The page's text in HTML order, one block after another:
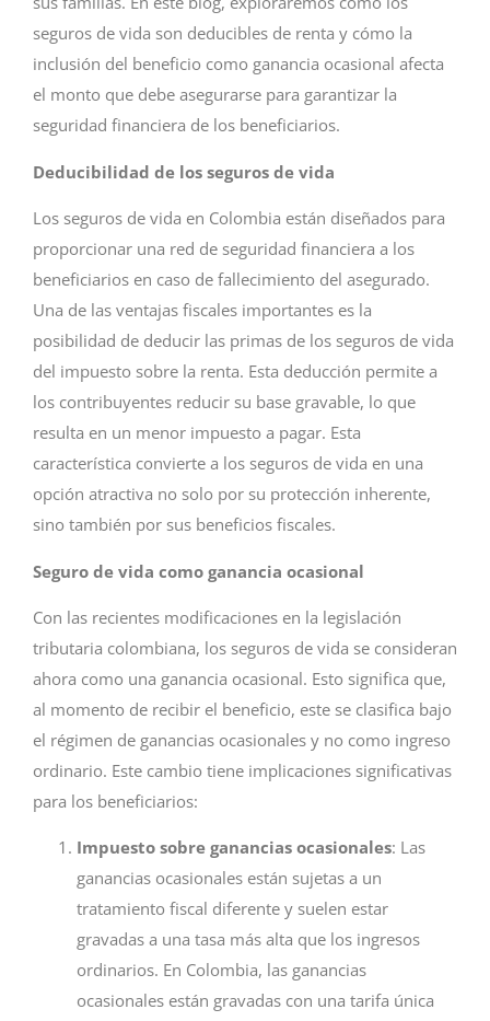
seguros de vida son deducibles de renta y cómo la
inclusión del beneficio como ganancia ocasional afecta
el monto que debe asegurarse para garantizar la
seguridad financiera de los beneficiarios.
Deducibilidad de los seguros de vida
Los seguros de vida en Colombia están diseñados para
proporcionar una red de seguridad financiera a los
beneficiarios en caso de fallecimiento del asegurado.
Una de las ventajas fiscales importantes es la
posibilidad de deducir las primas de los seguros de vida
del impuesto sobre la renta. Esta deducción permite a
los contribuyentes reducir su base gravable, lo que
resulta en un menor impuesto a pagar. Esta
característica convierte a los seguros de vida en una
opción atractiva no solo por su protección inherente,
sino también por sus beneficios fiscales.
Seguro de vida como ganancia ocasional
Con las recientes modificaciones en la legislación
tributaria colombiana, los seguros de vida se consideran
ahora como una ganancia ocasional. Esto significa que,
al momento de recibir el beneficio, este se clasifica bajo
el régimen de ganancias ocasionales y no como ingreso
ordinario. Este cambio tiene implicaciones significativas
para los beneficiarios:
Impuesto sobre ganancias ocasionales: Las
ganancias ocasionales están sujetas a un
tratamiento fiscal diferente y suelen estar
gravadas a una tasa más alta que los ingresos
ordinarios. En Colombia, las ganancias
ocasionales están gravadas con una tarifa única